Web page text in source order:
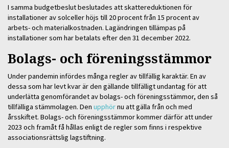
I samma budgetbeslut beslutades att skattereduktionen för
installationer av solceller höjs till 20 procent från 15 procent av
arbets- och materialkostnaden. Lagändringen tillämpas på
installationer som har betalats efter den 31 december 2022.
Bolags- och föreningsstämmor
Under pandemin infördes många regler av tillfällig karaktär. En av
dessa som har levt kvar är den gällande tillfälligt undantag för att
underlätta genomförandet av bolags- och föreningsstämmor, den så
tillfälliga stämmolagen. Den upphörnu att gälla från och med
årsskiftet. Bolags- och föreningsstämmor kommer därför att under
2023 och framåt få hållas enligt de regler som finns i respektive
associationsrättslig lagstiftning.